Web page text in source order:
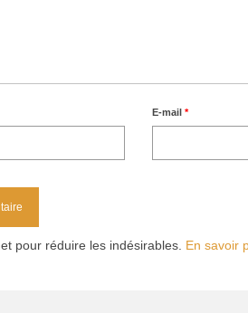
E-mail*
pour réduire les indésirables. En savoir